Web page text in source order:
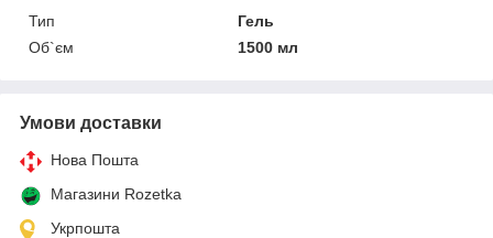
Тип
Гель
Об`єм
1500 мл
Умови доставки
Нова Пошта
Магазини Rozetka
Укрпошта